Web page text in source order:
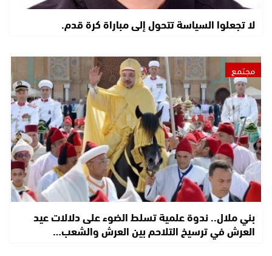
لا تجعلوا السياسة تتحول إلى مباراة كرة قدم.
مجتمع
بني ملال.. ندوة علمية تسلط الضوء على دلالات عيد
العرش في ترسيخ التلاحم بين العرش والشعب…